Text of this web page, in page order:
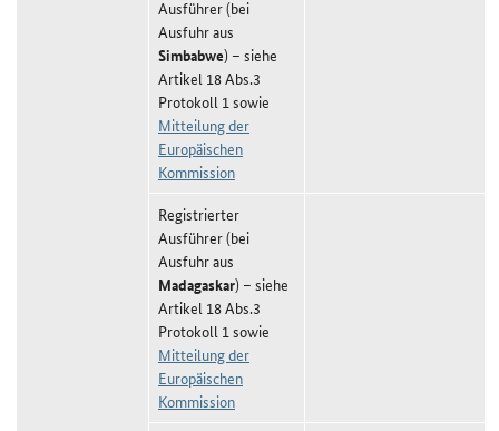
Ausführer (bei
Ausfuhr aus
Simbabwe) – siehe
Artikel 18 Abs.3
Protokoll 1 sowie
Mitteilung der
Europäischen
Kommission
Registrierter
Ausführer (bei
Ausfuhr aus
Madagaskar) – siehe
Artikel 18 Abs.3
Protokoll 1 sowie
Mitteilung der
Europäischen
Kommission